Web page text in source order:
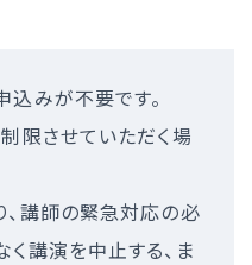
みが不要です。
限させていただく場
講師の緊急対応の必
講演を中止する、ま